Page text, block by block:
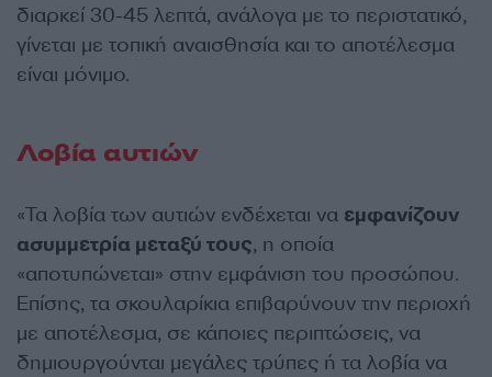
διαρκεί 30-45 λεπτά, ανάλογα με το περιστατικό,
γίνεται με τοπική αναισθησία και το αποτέλεσμα
είναι μόνιμο.
Λοβία αυτιών
«Τα λοβία των αυτιών ενδέχεται να εμφανίζουν
ασυμμετρία μεταξύ τους, η οποία
«αποτυπώνεται» στην εμφάνιση του προσώπου.
Επίσης, τα σκουλαρίκια επιβαρύνουν την περιοχή
με αποτέλεσμα, σε κάποιες περιπτώσεις, να
δημιουργούνται μεγάλες τρύπες ή τα λοβία να